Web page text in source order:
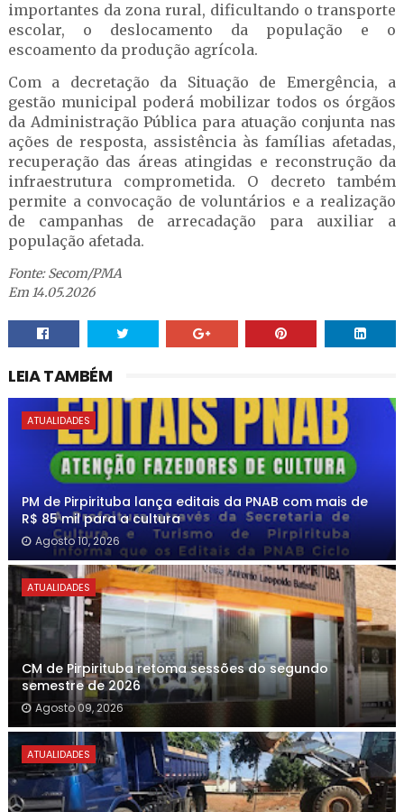
importantes da zona rural, dificultando o transporte
escolar, o deslocamento da população e o
escoamento da produção agrícola.
Com a decretação da Situação de Emergência, a
gestão municipal poderá mobilizar todos os órgãos
da Administração Pública para atuação conjunta nas
ações de resposta, assistência às famílias afetadas,
recuperação das áreas atingidas e reconstrução da
infraestrutura comprometida. O decreto também
permite a convocação de voluntários e a realização
de campanhas de arrecadação para auxiliar a
população afetada.
Fonte: Secom/PMA
Em 14.05.2026
LEIA TAMBÉM
ATUALIDADES
PM de Pirpirituba lança editais da PNAB com mais de
R$ 85 mil para a cultura
Agosto 10, 2026
ATUALIDADES
CM de Pirpirituba retoma sessões do segundo
semestre de 2026
Agosto 09, 2026
ATUALIDADES